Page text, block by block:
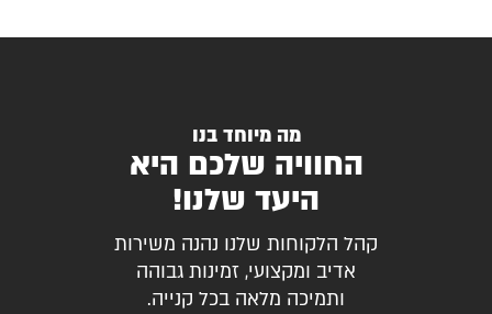
מה מיוחד בנו
החוויה שלכם היא
היעד שלנו!
קהל הלקוחות שלנו נהנה משירות
אדיב ומקצועי, זמינות גבוהה
ותמיכה מלאה בכל קנייה.